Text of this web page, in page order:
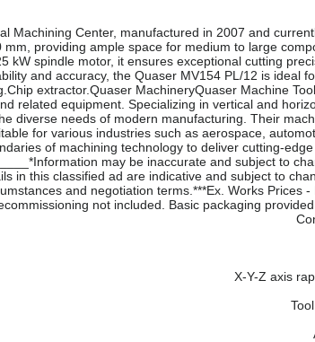
Machining Center, manufactured in 2007 and
providing ample space for medium to large
spindle motor, it ensures exceptional cutting
and accuracy, the Quaser MV154 PL/12 is ideal
extractor.Quaser MachineryQuaser Machine
related equipment. Specializing in vertical and
diverse needs of modern manufacturing. Their
for various industries such as aerospace,
of machining technology to deliver cutting-
may be inaccurate and subject to
in this classified ad are indicative and subject to
and negotiation terms.***Ex. Works Prices -
not included. Basic packaging
X-Y-Z axis